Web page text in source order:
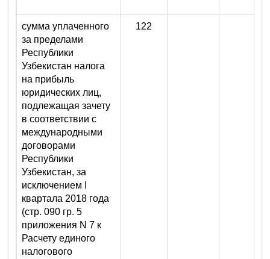
сумма уплаченного
за пределами
Республики
Узбекистан налога
на прибыль
юридических лиц,
подлежащая зачету
в соответствии с
международными
договорами
Республики
Узбекистан, за
исключением I
квартала 2018 года
(стр. 090 гр. 5
приложения N 7 к
Расчету единого
налогового
122